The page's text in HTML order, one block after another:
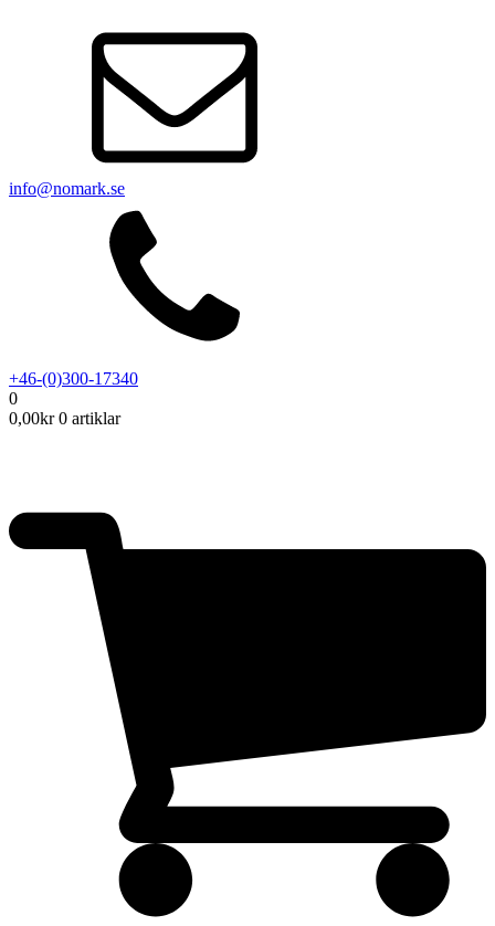
info@nomark.se
+46-(0)300-17340
0
0,00kr 0 artiklar